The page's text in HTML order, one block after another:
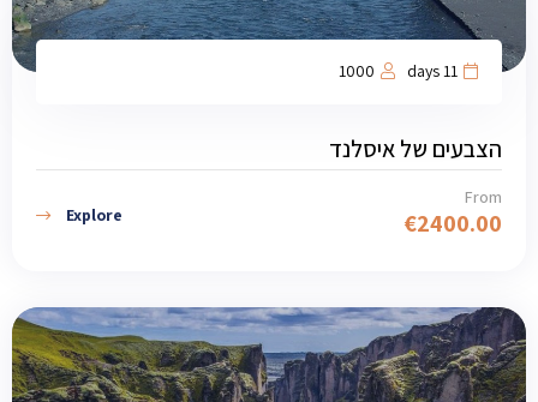
11 days
1000
הצבעים של איסלנד
From
€2400.00
Explore